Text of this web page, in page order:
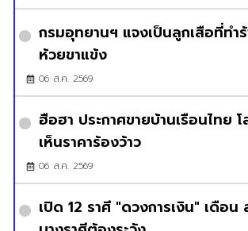
กรมอุทยานฯ แจงเป็นลูกเสือที่ทำร้
ห้วยขาแข้ง
06 ส.ค. 2569
ฮือฮา ประกาศขายบ้านเรือนไทย
เห็นราคาร้องว้าว
06 ส.ค. 2569
เปิด 12 ราศี "ดวงการเงิน" เดือ